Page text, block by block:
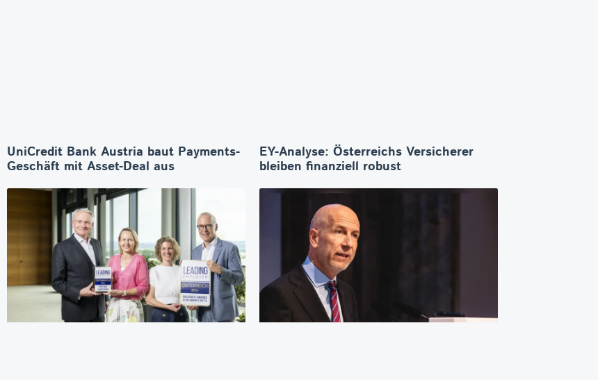
UniCredit Bank Austria baut Payments-
Geschäft mit Asset-Deal aus
EY-Analyse: Österreichs Versicherer
bleiben finanziell robust